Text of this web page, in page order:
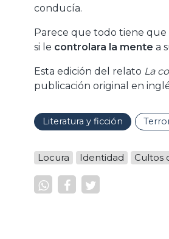
conducía.
Parece que todo tiene que
si le controlara la mente a
Esta edición del relato La
publicación original en
Literatura y ficción
Locura Identidad Cultos